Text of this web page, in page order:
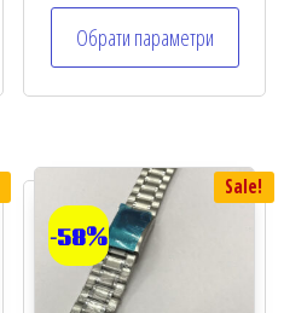
Обрати параметри
Sale!
-58%